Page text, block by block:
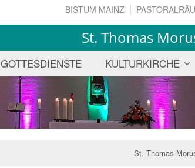
BISTUM MAINZ
St. Thomas
GOTTESDIENSTE KULTURKIRCHE
St. Thomas